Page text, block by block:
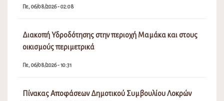
Πε, 06/08/2026 - 02:08
Διακοπή Υδροδότησης στην περιοχή Μαμάκα και στους
οικισμούς περιμετρικά
Πε, 06/08/2026 - 10:31
Πίνακας Αποφάσεων Δημοτικού Συμβουλίου Λοκρών